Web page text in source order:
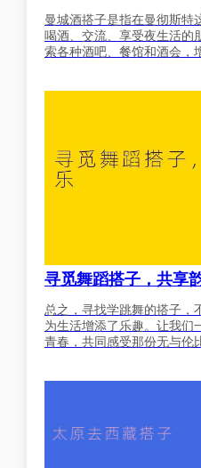
曼城酒搭子是指在曼彻斯特
喝酒、交流、享受夜生活的
索各种酒吧、餐馆和酒会，
寻觅舞蹈搭子，共享
总之，寻找学跳舞的搭子，
为生活增添了乐趣。让我们
青春，共同感受那份无与伦